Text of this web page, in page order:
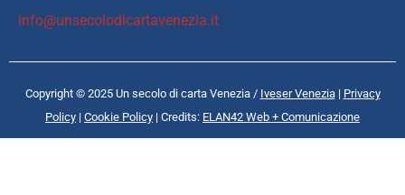
info@unsecolodicartavenezia.it
Copyright © 2025 Un secolo di carta Venezia / Iveser Venezia| Privacy
Policy | Cookie Policy | Credits: ELAN42 Web + Comunicazione